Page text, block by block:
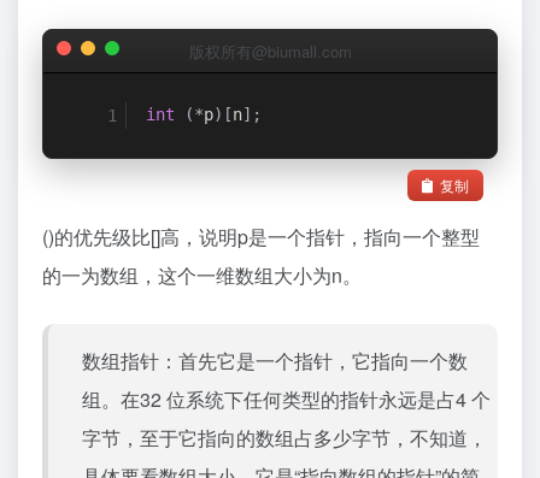
版权所有@biumall.com
int (*p)[n];
复制
()的优先级比[]高，说明p是一个指针，指向一个整型
的一为数组，这个一维数组大小为n。
数组指针：首先它是一个指针，它指向一个数
组。在32 位系统下任何类型的指针永远是占4 个
字节，至于它指向的数组占多少字节，不知道，